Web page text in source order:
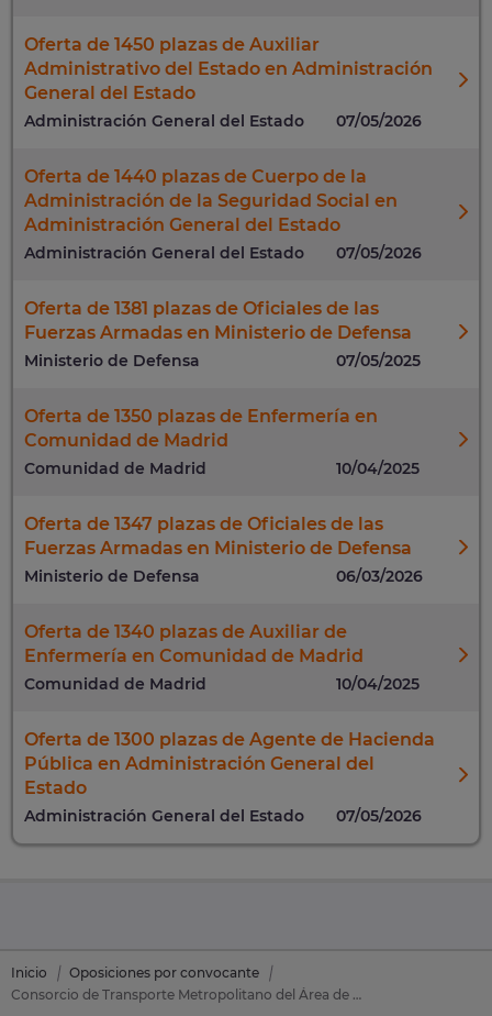
Oferta de 1450 plazas de Auxiliar
Administrativo del Estado en Administración
General del Estado
Administración General del Estado 07/05/2026
Oferta de 1440 plazas de Cuerpo de la
Administración de la Seguridad Social en
Administración General del Estado
Administración General del Estado 07/05/2026
Oferta de 1381 plazas de Oficiales de las
Fuerzas Armadas en Ministerio de Defensa
Ministerio de Defensa 07/05/2025
Oferta de 1350 plazas de Enfermería en
Comunidad de Madrid
Comunidad de Madrid 10/04/2025
Oferta de 1347 plazas de Oficiales de las
Fuerzas Armadas en Ministerio de Defensa
Ministerio de Defensa 06/03/2026
Oferta de 1340 plazas de Auxiliar de
Enfermería en Comunidad de Madrid
Comunidad de Madrid 10/04/2025
Oferta de 1300 plazas de Agente de Hacienda
Pública en Administración General del
Estado
Administración General del Estado 07/05/2026
Inicio
Oposiciones por convocante
Consorcio de Transporte Metropolitano del Área de Almería